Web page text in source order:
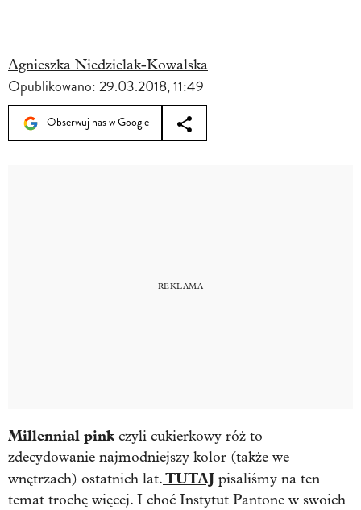
Agnieszka Niedzielak-Kowalska
Opublikowano:29.03.2018, 11:49
Obserwuj nas w Google
Millennial pink czyli cukierkowy róż to
zdecydowanie najmodniejszy kolor (także we
wnętrzach) ostatnich lat.TUTAJ pisaliśmy na ten
temat trochę więcej. I choć Instytut Pantone w swoich